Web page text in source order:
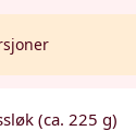
(ca. 225 g)